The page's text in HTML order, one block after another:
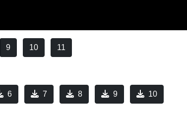
9 10 11
6 7 8 9 10